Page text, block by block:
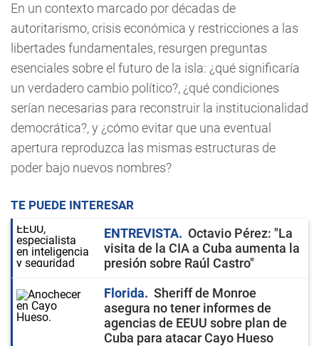
En un contexto marcado por décadas de
autoritarismo, crisis económica y restricciones a las
libertades fundamentales, resurgen preguntas
esenciales sobre el futuro de la isla: ¿qué significaría
un verdadero cambio político?, ¿qué condiciones
serían necesarias para reconstruir la institucionalidad
democrática?, y ¿cómo evitar que una eventual
apertura reproduzca las mismas estructuras de
poder bajo nuevos nombres?
TE PUEDE INTERESAR
ENTREVISTA
Octavio Pérez: "La
visita de la CIA a Cuba aumenta la
presión sobre Raúl Castro"
Florida
Sheriff de Monroe
asegura no tener informes de
agencias de EEUU sobre plan de
Cuba para atacar Cayo Hueso